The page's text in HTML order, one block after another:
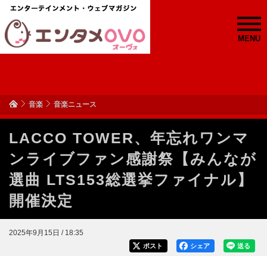
MENU
音楽 音楽ニュース
LACCO TOWER、年忘れワンマ
ンライブファン感謝祭【みんなが
選曲 LTS153総選挙ファイナル】
開催決定
2025年9月15日 / 18:35
送る
シェア
ポスト